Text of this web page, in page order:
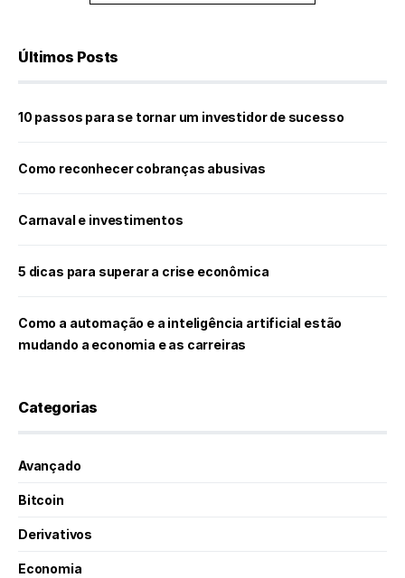
Últimos Posts
10 passos para se tornar um investidor de sucesso
Como reconhecer cobranças abusivas
Carnaval e investimentos
5 dicas para superar a crise econômica
Como a automação e a inteligência artificial estão
mudando a economia e as carreiras
Categorias
Avançado
Bitcoin
Derivativos
Economia